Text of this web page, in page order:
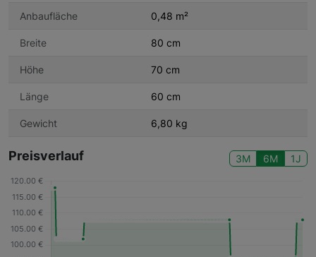
Anbaufläche 0,48 m²
Breite 80 cm
Höhe 70 cm
Länge 60 cm
Gewicht 6,80 kg
Preisverlauf 3M 6M 1J